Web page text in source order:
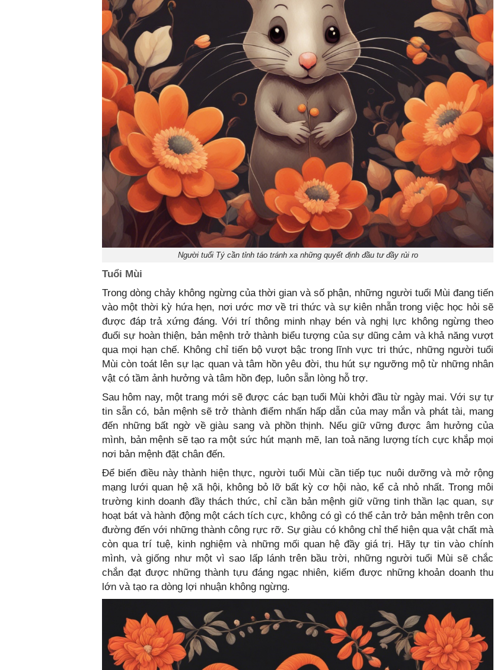
Người tuổi Tý cần tỉnh táo tránh xa những quyết định đầu tư đầy rủi ro
Tuổi Mùi
Trong dòng chảy không ngừng của thời gian và số phận, những người tuổi Mùi đang tiến
vào một thời kỳ hứa hẹn, nơi ước mơ về tri thức và sự kiên nhẫn trong việc học hỏi sẽ
được đáp trả xứng đáng. Với trí thông minh nhạy bén và nghị lực không ngừng theo
đuổi sự hoàn thiện, bản mệnh trở thành biểu tượng của sự dũng cảm và khả năng vượt
qua mọi hạn chế. Không chỉ tiến bộ vượt bậc trong lĩnh vực tri thức, những người tuổi
Mùi còn toát lên sự lạc quan và tâm hồn yêu đời, thu hút sự ngưỡng mộ từ những nhân
vật có tầm ảnh hưởng và tâm hồn đẹp, luôn sẵn lòng hỗ trợ.
Sau hôm nay, một trang mới sẽ được các bạn tuổi Mùi khởi đầu từ ngày mai. Với sự tự
tin sẵn có, bản mệnh sẽ trở thành điểm nhấn hấp dẫn của may mắn và phát tài, mang
đến những bất ngờ về giàu sang và phồn thịnh. Nếu giữ vững được âm hưởng của
mình, bản mệnh sẽ tạo ra một sức hút mạnh mẽ, lan toả năng lượng tích cực khắp mọi
nơi bản mệnh đặt chân đến.
Để biến điều này thành hiện thực, người tuổi Mùi cần tiếp tục nuôi dưỡng và mở rộng
mạng lưới quan hệ xã hội, không bỏ lỡ bất kỳ cơ hội nào, kể cả nhỏ nhất. Trong môi
trường kinh doanh đầy thách thức, chỉ cần bản mệnh giữ vững tinh thần lạc quan, sự
hoạt bát và hành động một cách tích cực, không có gì có thể cản trở bản mệnh trên con
đường đến với những thành công rực rỡ. Sự giàu có không chỉ thể hiện qua vật chất mà
còn qua trí tuệ, kinh nghiệm và những mối quan hệ đầy giá trị. Hãy tự tin vào chính
mình, và giống như một vì sao lấp lánh trên bầu trời, những người tuổi Mùi sẽ chắc
chắn đạt được những thành tựu đáng ngạc nhiên, kiếm được những khoản doanh thu
lớn và tạo ra dòng lợi nhuận không ngừng.